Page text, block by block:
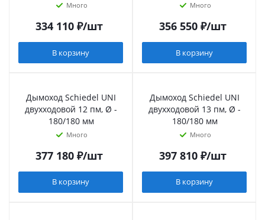
Много
334 110₽/шт
В корзину
Много
356 550₽/шт
В корзину
Дымоход Schiedel UNI
двухходовой 12 пм, Ø -
180/180 мм
Много
377 180₽/шт
В корзину
Дымоход Schiedel UNI
двухходовой 13 пм, Ø -
180/180 мм
Много
397 810₽/шт
В корзину